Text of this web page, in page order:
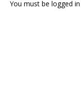
You must be logged in